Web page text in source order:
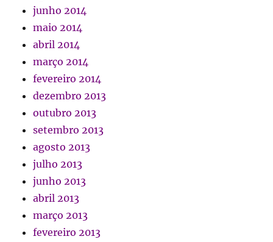
junho 2014
maio 2014
abril 2014
março 2014
fevereiro 2014
dezembro 2013
outubro 2013
setembro 2013
agosto 2013
julho 2013
junho 2013
abril 2013
março 2013
fevereiro 2013